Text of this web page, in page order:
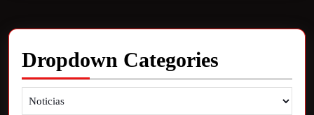
Dropdown Categories